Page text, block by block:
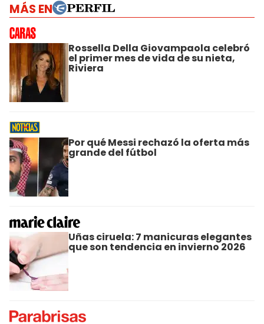
MÁS EN
Rossella Della Giovampaola celebró
el primer mes de vida de su nieta,
Riviera
Por qué Messi rechazó la oferta más
grande del fútbol
Uñas ciruela: 7 manicuras elegantes
que son tendencia en invierno 2026